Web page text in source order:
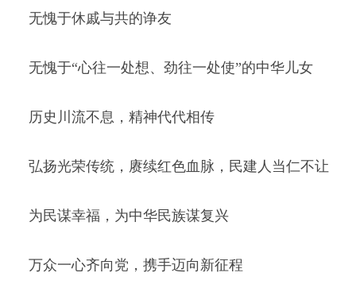
无愧于休戚与共的诤友
无愧于“心往一处想、劲往一处使”的中华儿女
历史川流不息，精神代代相传
弘扬光荣传统，赓续红色血脉，民建人当仁不让
为民谋幸福，为中华民族谋复兴
万众一心齐向党，携手迈向新征程